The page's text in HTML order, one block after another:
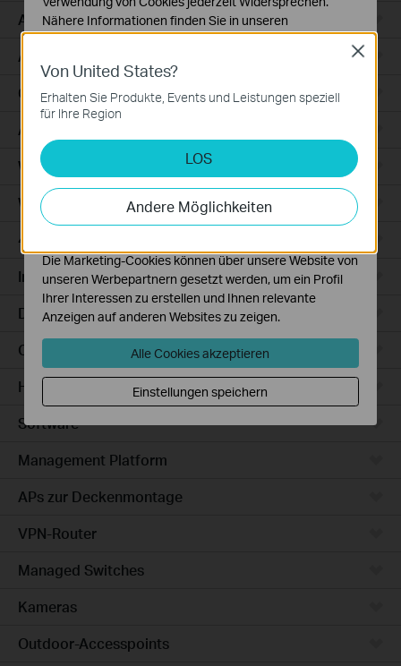
Access
Access Pro
GPON
Agile
Wired Gateways
WiFi Gateways
4G/5G WiFi Gateways
Integrated Gateways
DSL Gateways
Cloud-Based
Hardware
Software
Management Platform
APs zur Deckenmontage
VPN-Router
Managed Switches
Kameras
Outdoor-Accesspoints
Von United States?
Erhalten Sie Produkte, Events und Leistungen speziell
für Ihre Region
LOS
Andere Möglichkeiten
Close
Nähere Informationen finden Sie in unseren
Datenschutzhinweisen.
Notwendige Cookies
Diese Cookies sind zur Funktion der Website
erforderlich und können in Ihren Systemen nicht
Analyse- und Marketing-Cookies
Analyse-Cookies ermöglichen es uns, Ihre Aktivitäten
auf unserer Website zu analysieren, um die
Funktionsweise unserer Website zu verbessern und
Die Marketing-Cookies können über unsere Website von
unseren Werbepartnern gesetzt werden, um ein Profil
Ihrer Interessen zu erstellen und Ihnen relevante
Anzeigen auf anderen Websites zu zeigen.
Alle Cookies akzeptieren
Einstellungen speichern